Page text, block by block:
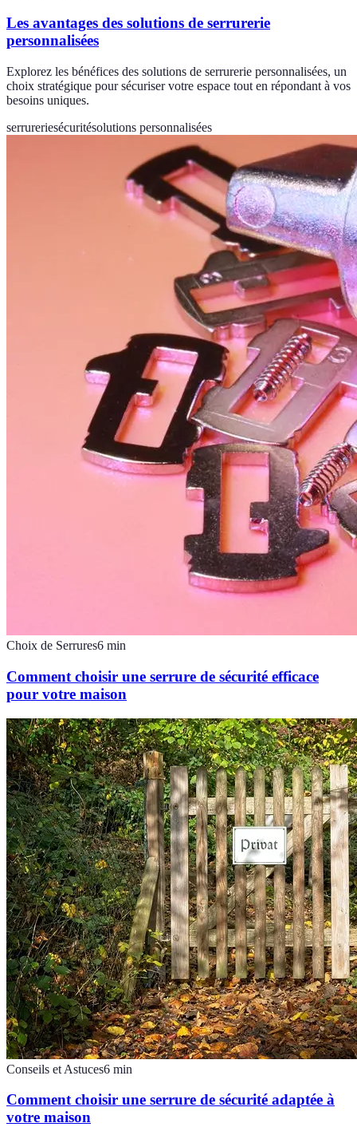
Les avantages des solutions de serrurerie
personnalisées
Explorez les bénéfices des solutions de serrurerie personnalisées, un
choix stratégique pour sécuriser votre espace tout en répondant à vos
besoins uniques.
serrureriesécuritésolutions personnalisées
Choix de Serrures6 min
Comment choisir une serrure de sécurité efficace
pour votre maison
Conseils et Astuces6 min
Comment choisir une serrure de sécurité adaptée à
votre maison